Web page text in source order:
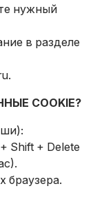
нужный
в разделе
.
COOKIE?
Shift + Delete
браузера.